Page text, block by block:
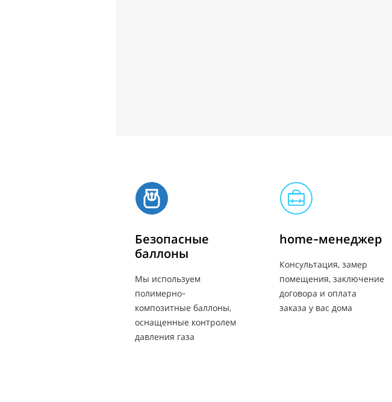
Безопасные
баллоны
Мы используем
полимерно-
композитные баллоны,
оснащенные контролем
давления газа
home-менеджер
Консультация, замер
помещения, заключение
договора и оплата
заказа у вас дома